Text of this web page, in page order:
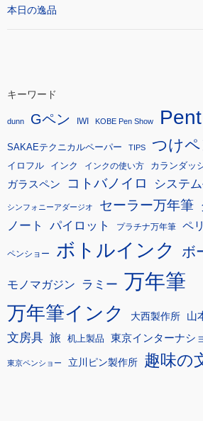
本日の逸品
キーワード
dunn Gペン IWI KOBE Pen Show Pent
SAKAEテクニカルペーパー TIPS つけペ
イロフル インク インクの使い方 カランダッ
ガラスペン コトバノイロ システ
シンフォニーアダージオ セーラー万年筆
ノート パイロット プラチナ万年筆 ペ
ペンショー ボトルインク ボ
モノマガジン ラミー 万年筆
万年筆インク 大西製作所 山
文房具 旅 机上製品 東京インターナシ
東京ペンショー 立川ピン製作所 趣味の